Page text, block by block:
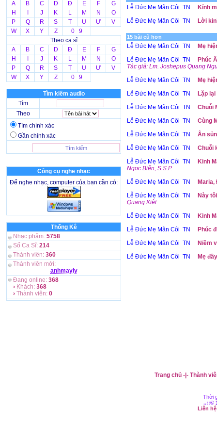
A
B C D Đ E F
G
H
J K L M N
O
P
Q R S T U Ư
V
W
X Y Z
0 9
Theo ca sĩ
A
B C D Đ E F
G
H
J K L M N
O
P
Q R S T U Ư
V
W
X Y Z 0 9
Tìm kiếm audio
Tìm
Theo
Tìm chính xác
Gần chính xác
Công cụ nghe nhạc
Để nghe nhạc, computer của bạn cần có:
Thống Kê
Nhạc phẩm: 5758
Số Ca Sĩ: 214
Thành viên: 360
Thành viên mới:
anhmayly
Đang online: 368
› Khách: 368
› Thành viên: 0
Lễ Đức Mẹ Mân Côi TN
Kính
Lễ Đức Mẹ Mân Côi TN
Lời
15 bài cũ hơn
Lễ Đức Mẹ Mân Côi TN
Mẹ
Lễ Đức Mẹ Mân Côi TN
Phúc
Tác giả: Lm. Joshepus Quang
Lễ Đức Mẹ Mân Côi TN
Mẹ
Lễ Đức Mẹ Mân Côi TN
Lặp
Lễ Đức Mẹ Mân Côi TN
Chuỗi
Lễ Đức Mẹ Mân Côi TN
Cùng
Lễ Đức Mẹ Mân Côi TN
Ân
Lễ Đức Mẹ Mân Côi TN
Chuỗi
Lễ Đức Mẹ Mân Côi TN
Kinh
Ngọc Biển, S.S.P.
Lễ Đức Mẹ Mân Côi TN
Maria,
Lễ Đức Mẹ Mân Côi TN
Này
Quang Kiệt
Lễ Đức Mẹ Mân Côi TN
Kinh
Lễ Đức Mẹ Mân Côi TN
Phúc
Lễ Đức Mẹ Mân Côi TN
Niềm
Lễ Đức Mẹ Mân Côi TN
Mẹ
Trang chủ-|- Thành
Thời
..::©
Liên